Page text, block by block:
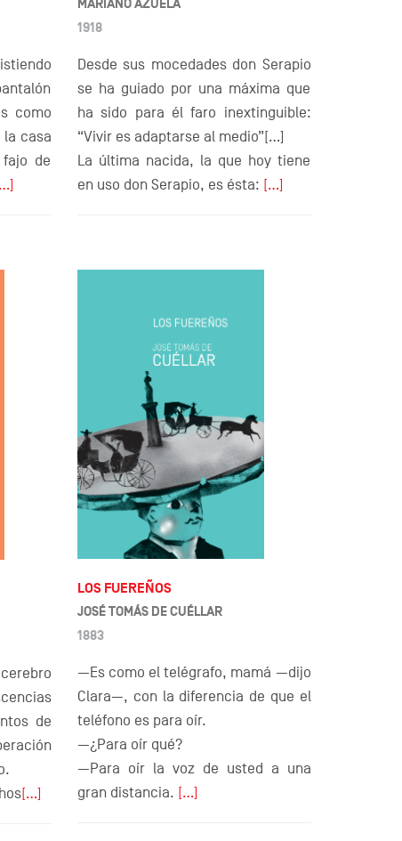
como
la casa
de
MARIANO AZUELA
1918
Desde sus mocedades don Serapio
se ha guiado por una máxima que
ha sido para él faro inextinguible:
“Vivir es adaptarse al medio”[…]
La última nacida, la que hoy tiene
en uso don Serapio, es ésta: […]
de
[…]
LOS FUEREÑOS
JOSÉ TOMÁS DE CUÉLLAR
1883
—Es como el telégrafo, mamá —dijo
Clara—, con la diferencia de que el
teléfono es para oír.
—¿Para oír qué?
—Para oír la voz de usted a una
gran distancia. […]